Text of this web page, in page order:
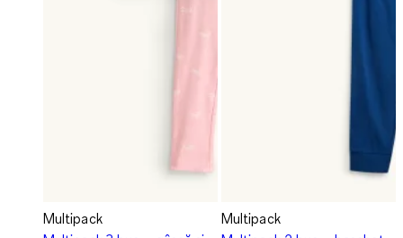
Multipack
Multipack